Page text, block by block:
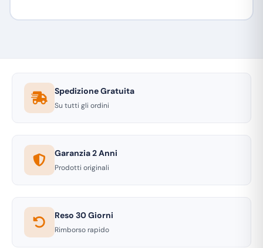
Spedizione Gratuita
Su tutti gli ordini
Garanzia 2 Anni
Prodotti originali
Reso 30 Giorni
Rimborso rapido